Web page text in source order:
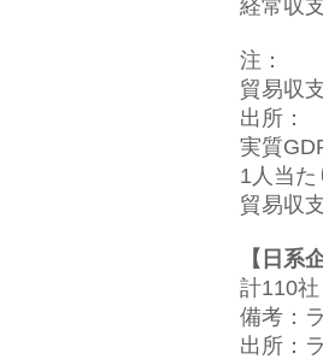
経常収
注：
貿易収
出所：
実質
1人当
貿易収
【日系
計110社
備考：
出所：